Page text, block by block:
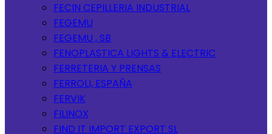
FECIN CEPILLERIA INDUSTRIAL
FEGEMU
FEGEMU , SB
FENOPLASTICA LIGHTS & ELECTRIC
FERRETERIA Y PRENSAS
FERROLI, ESPAÑA
FERVIK
FILINOX
FIND IT IMPORT EXPORT SL